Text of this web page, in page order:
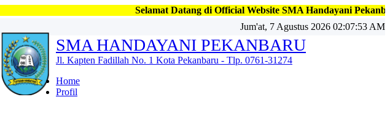
Selamat Datang di Official Website SMA Handayani Pekanbaru, Jl. Kapten
Jum'at, 7 Agustus 2026 02:07:55 AM
SMA HANDAYANI PEKANBARU
Jl. Kapten Fadillah No. 1 Kota Pekanbaru - Tlp. 0761-31274
Home
Profil